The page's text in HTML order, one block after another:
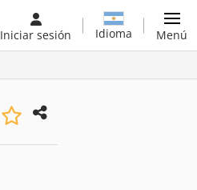
Iniciar sesión Idioma Menú